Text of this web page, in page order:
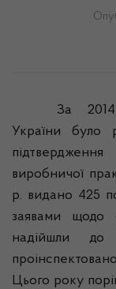
За
України було
виробничої
р. видано 425
заявами щодо
надійшли
Цього року